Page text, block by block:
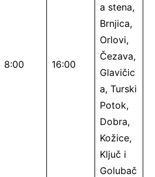
8:00 16:00
a stena,
Brnjica,
Orlovi,
Čezava,
Glavičic
a, Turski
Potok,
Dobra,
Kožice,
Ključ i
Golubač